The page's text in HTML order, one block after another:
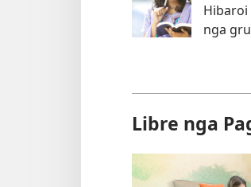
Hibaroi
nga
Libre nga